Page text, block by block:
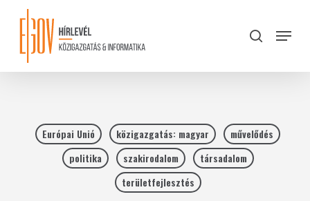
content
search
Menu
Európai Unió közigazgatás: magyar
művelődés
politika
szakirodalom
társadalom
területfejlesztés
Close